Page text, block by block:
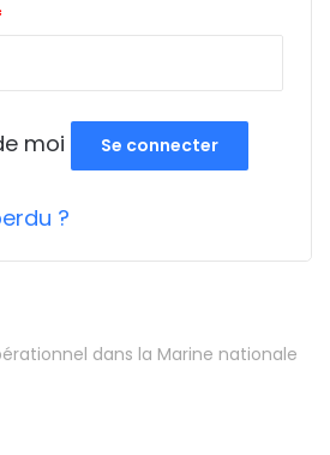
moi Se connecter
?
dans la Marine nationale